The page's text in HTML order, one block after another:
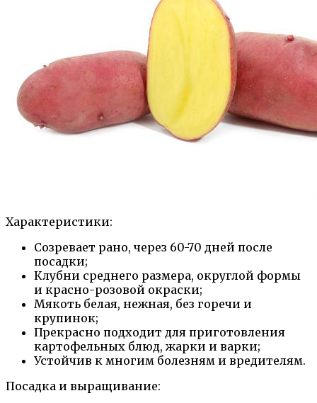
Характеристики:
Созревает рано, через 60-70 дней после
посадки;
Клубни среднего размера, округлой формы
и красно-розовой окраски;
Мякоть белая, нежная, без горечи и
крупинок;
Прекрасно подходит для приготовления
картофельных блюд, жарки и варки;
Устойчив к многим болезням и вредителям.
Посадка и выращивание: